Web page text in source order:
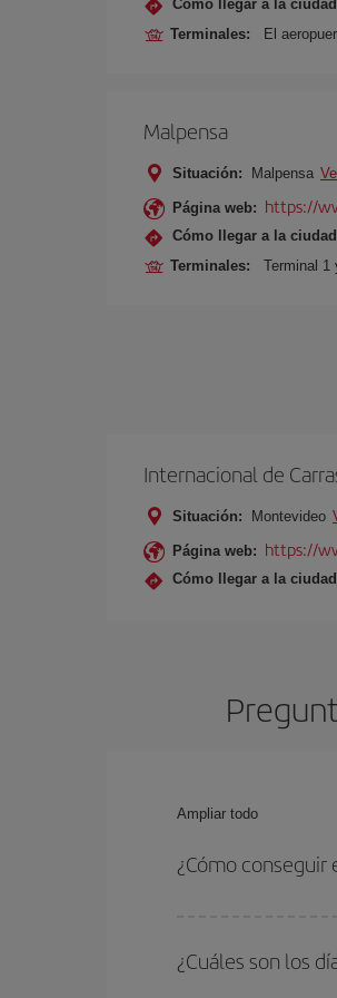
Cómo llegar a la
Terminales: El
Malpensa
Situación: Malpensa
Página web: https://
Cómo llegar a la
Terminales: Terminal 1
Internacional de
Situación: Montevideo
Página web: https://
Cómo llegar a la
Ampliar todo
¿Cómo
fechas y horarios de ida
¿Cuáles son los